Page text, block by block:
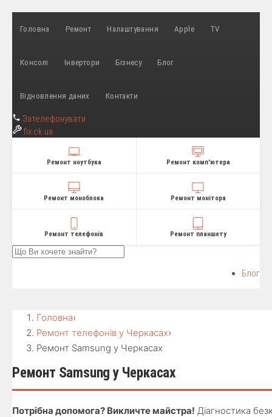
Головна Ремонт Налаштування Apple TV
Консолі Інвертори Бізнесу Блог
Відновлення даних Контакти
Зателефонувати
fix.ck.ua
Ремонт ноутбука Ремонт комп'ютера
Ремонт моноблока Ремонт монітора
Ремонт телефонів Ремонт планшету
Блог
Головна›
Ремонт телефонів у Черкасах›
Ремонт Samsung у Черкасах
Ремонт Samsung у Черкасах
Потрібна допомога? Викличте майстра! Діагностика